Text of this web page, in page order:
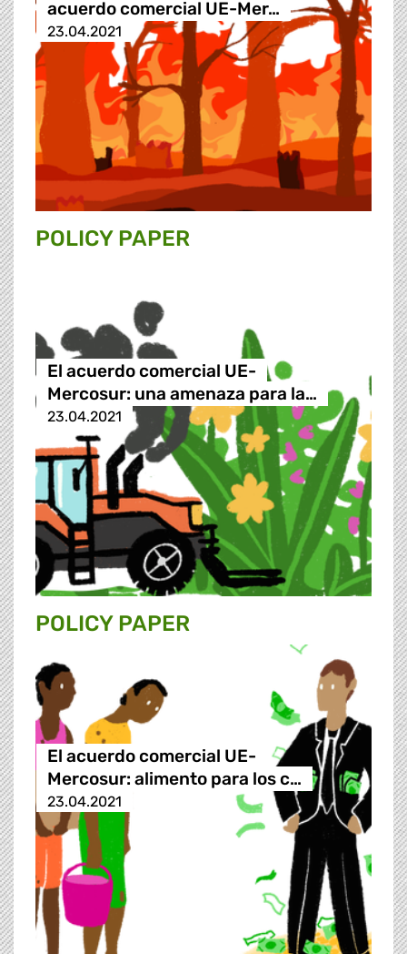
acuerdo comercial UE-Mer…
23.04.2021
POLICY PAPER
El acuerdo comercial UE-
Mercosur: una amenaza para la…
23.04.2021
POLICY PAPER
El acuerdo comercial UE-
Mercosur: alimento para los c…
23.04.2021